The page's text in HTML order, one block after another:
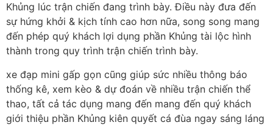
Khủng lúc trận chiến đang trình bày. Điều này đưa đến
sự hứng khởi & kịch tính cao hơn nữa, song song mang
đến phép quý khách lợi dụng phần Khủng tài lộc hình
thành trong quy trình trận chiến trình bày.
xe đạp mini gấp gọn cũng giúp sức nhiều thông báo
thống kê, xem kèo & dự đoán về nhiều trận chiến thể
thao, tất cả tác dụng mang đến mang đến quý khách
giới thiệu phần Khủng kiên quyết cá đùa ngay sáng láng